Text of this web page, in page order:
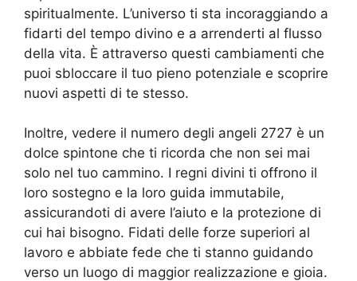
spiritualmente. L’universo ti sta incoraggiando a
fidarti del tempo divino e a arrenderti al flusso
della vita. È attraverso questi cambiamenti che
puoi sbloccare il tuo pieno potenziale e scoprire
nuovi aspetti di te stesso.
Inoltre, vedere il numero degli angeli 2727 è un
dolce spintone che ti ricorda che non sei mai
solo nel tuo cammino. I regni divini ti offrono il
loro sostegno e la loro guida immutabile,
assicurandoti di avere l’aiuto e la protezione di
cui hai bisogno. Fidati delle forze superiori al
lavoro e abbiate fede che ti stanno guidando
verso un luogo di maggior realizzazione e gioia.